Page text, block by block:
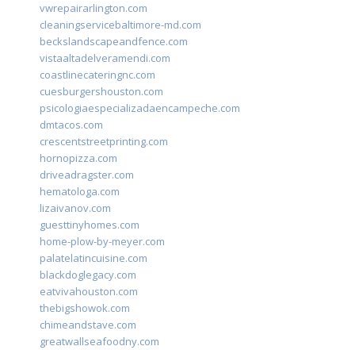
vwrepairarlington.com
cleaningservicebaltimore-md.com
beckslandscapeandfence.com
vistaaltadelveramendi.com
coastlinecateringnc.com
cuesburgershouston.com
psicologiaespecializadaencampeche.com
dmtacos.com
crescentstreetprinting.com
hornopizza.com
driveadragster.com
hematologa.com
lizaivanov.com
guesttinyhomes.com
home-plow-by-meyer.com
palatelatincuisine.com
blackdoglegacy.com
eatvivahouston.com
thebigshowok.com
chimeandstave.com
greatwallseafoodny.com